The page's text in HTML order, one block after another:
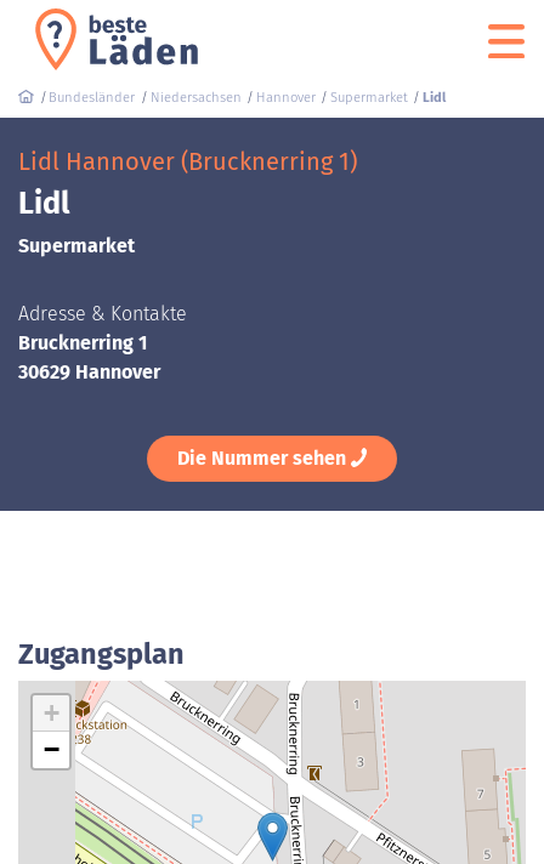
Bundesländer Niedersachsen Hannover Supermarket Lidl
Lidl Hannover (Brucknerring 1)
Lidl
Supermarket
Adresse & Kontakte
Brucknerring 1
30629 Hannover
Die Nummer sehen
Zugangsplan
+
−